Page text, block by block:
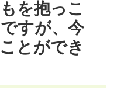
を抱っこ
すが、今
とができ